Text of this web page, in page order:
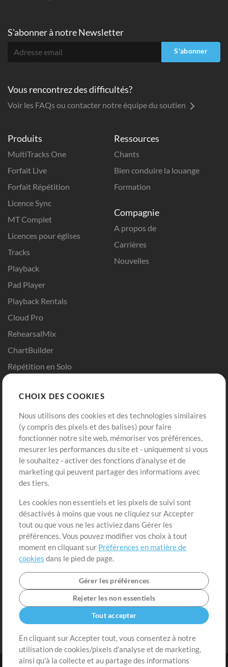
Produits
MultiTracks One
Forfait Live
Forfait Répétition
Licence Sync
MT Complet
Licences pour églises
Tracks
Playback
Pad Player
Playback Rentals
Cloud Pro
RehearsalMix
ChartBuilder
Répétition en Solo
Modèles ProPresenter
Sons
Ressources
Chants
Bien conduire la louange
Formation
Compagnie
A propos de
Carrières
Nouvelles
Boutique
Acheter des crédits
Contenu gratuit
Demander les pistes
Extras
Sessions
Soumettre votre contenu
Listes de lecture
Conférence MT
Compte
Connexion
S'inscrire
S'abonner à notre Newsletter
S'abonner
Vous rencontrez des difficultés?
Voir les FAQs ou contacter notre équipe du soutien
CHOIX DES COOKIES
Nous utilisons des cookies et des technologies similaires
(y compris des pixels et des balises) pour faire
fonctionner notre site web, mémoriser vos préférences,
mesurer les performances du site et - uniquement si vous
le souhaitez - activer des fonctions d'analyse et de
marketing qui peuvent partager des informations avec
des tiers.
Les cookies non essentiels et les pixels de suivi sont
désactivés à moins que vous ne cliquiez sur Accepter
tout ou que vous ne les activiez dans Gérer les
préférences. Vous pouvez modifier vos choix à tout
moment en cliquant sur Préférences en matière de
cookies dans le pied de page.
Gérer les préférences
Rejeter les non essentiels
Tout accepter
En cliquant sur Accepter tout, vous consentez à notre
utilisation de cookies/pixels d'analyse et de marketing,
ainsi qu'à la collecte et au partage des informations